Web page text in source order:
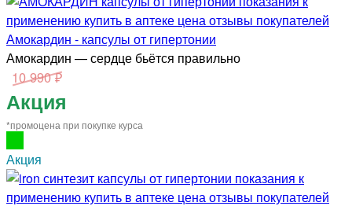
Амокардин - капсулы от гипертонии
Амокардин — сердце бьётся правильно
10 990 ₽
Акция
*промоцена при покупке курса
Акция